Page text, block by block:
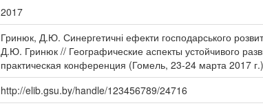
2017
Гринюк, Д.Ю. Синергетичні ефекти господарського
Д.Ю. Гринюк // Географические аспекты устойчивого
практическая конференция (Гомель, 23-24 марта
http://elib.gsu.by/handle/123456789/24716